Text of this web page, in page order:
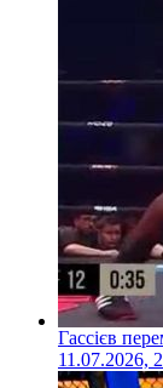
Гассієв
11.07.2026,